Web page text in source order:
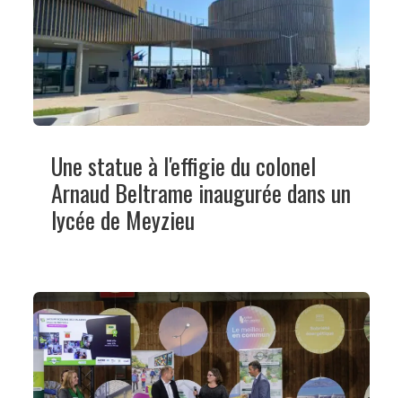
Une statue à l'effigie du colonel
Arnaud Beltrame inaugurée dans un
lycée de Meyzieu